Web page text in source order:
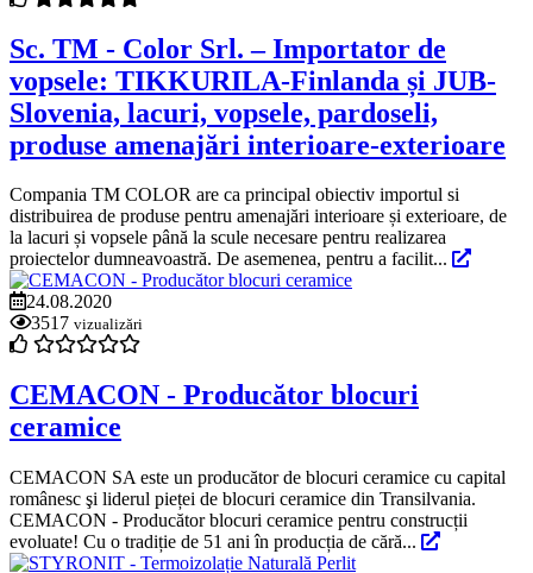
Sc. TM - Color Srl. – Importator de
vopsele: TIKKURILA-Finlanda și JUB-
Slovenia, lacuri, vopsele, pardoseli,
produse amenajări interioare-exterioare
Compania TM COLOR are ca principal obiectiv importul si
distribuirea de produse pentru amenajări interioare și exterioare, de
la lacuri și vopsele până la scule necesare pentru realizarea
proiectelor dumneavoastră. De asemenea, pentru a facilit...
24.08.2020
3517 vizualizări
CEMACON - Producător blocuri
ceramice
CEMACON SA este un producător de blocuri ceramice cu capital
românesc şi liderul pieței de blocuri ceramice din Transilvania.
CEMACON - Producător blocuri ceramice pentru construcții
evoluate! Cu o tradiție de 51 ani în producția de cără...